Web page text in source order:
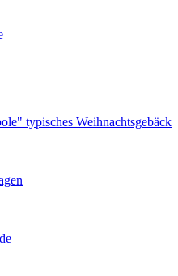
typisches Weihnachtsgebäck